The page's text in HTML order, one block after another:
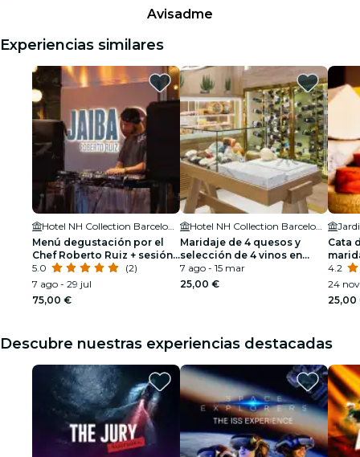
Avisadme
Experiencias similares
Menú degustación por el
Chef Roberto Ruiz + sesión
de DJ y Mariachis
5.0
(2)
7 ago - 29 jul
75,00 €
Maridaje de 4 quesos y
selección de 4 vinos en
Tablafina
7 ago - 15 mar
25,00 €
Cata
4.2
24
25,00
Descubre nuestras experiencias destacadas